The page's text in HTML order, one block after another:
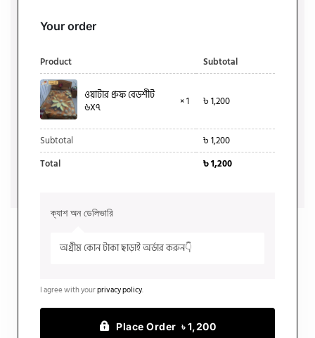
Your order
Product Subtotal
ওয়াটার প্রুফ বেডশীট
৬X৭
× 1 ৳1,200
Subtotal ৳1,200
Total
৳1,200
ক্যাশ অন ডেলিভারি
অগ্রীম কোন টাকা ছাড়াই অর্ডার করুন👇
I agree with yourprivacy policy.
Place Order ৳ 1,200